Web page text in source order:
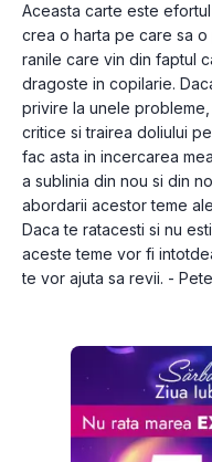
Aceasta carte este
crea o harta pe care sa
ranile care vin din faptul
dragoste in copilarie.
privire la unele
critice si trairea doliului
fac asta in incercarea
a sublinia din nou si din
abordarii acestor teme
Daca te ratacesti si nu
aceste teme vor fi
te vor ajuta sa revii. -